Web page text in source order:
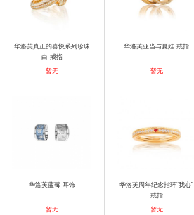
华洛芙真正的喜悦系列珍珠
白 戒指
暂无
华洛芙亚当与夏娃 戒指
暂无
华洛芙蓝莓 耳饰
暂无
华洛芙周年纪念指环“我心”
戒指
暂无